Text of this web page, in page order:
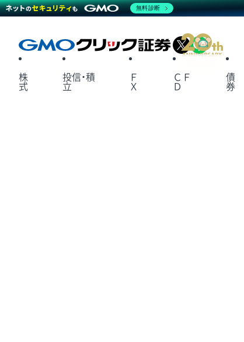
X
株
式
投信・積
立
Ｆ
Ｘ
ＣＦ
Ｄ
債
券
無料診断